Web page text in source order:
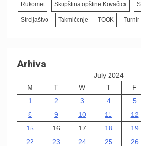
Rukomet Skupština opštine Kovačica
Streljaštvo Takmičenje TOOK Turnir
Arhiva
July 2024
M
T W T F
1
2 3 4 5
8
9 10 11 12
15
16 17 18 19
22
23 24 25 26